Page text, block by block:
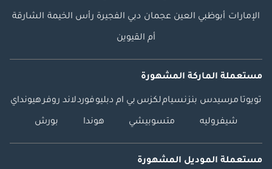
الإمارات أبوظبي العين عجمان دبي الفجيرة رأس الخيمة الشارقة
أم القيوين
مستعملة الماركة المشهورة
تويوتا مرسيدس بنزنسياملكزس بي ام دبليوفوردلاند روفرهيونداي
شيفروليه متسوبيشي هوندا بورش
مستعملة الموديل المشهورة